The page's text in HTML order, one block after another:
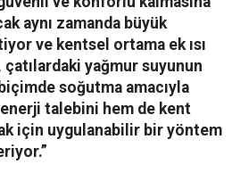
aynı zamanda büyük
ve kentsel ortama ek ısı
çatılardaki yağmur suyunun
soğutma amacıyla
enerji talebini hem de kent
için uygulanabilir bir yöntem